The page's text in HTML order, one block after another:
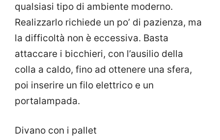
qualsiasi tipo di ambiente moderno.
Realizzarlo richiede un po’ di pazienza, ma
la difficoltà non è eccessiva. Basta
attaccare i bicchieri, con l’ausilio della
colla a caldo, fino ad ottenere una sfera,
poi inserire un filo elettrico e un
portalampada.
Divano con i pallet